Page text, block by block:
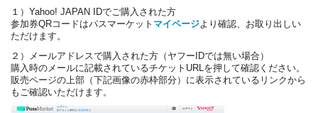
１）Yahoo! JAPAN IDでご購入された方
参加券QRコードはパスマーケット マイページより確認、お取り出しい
ただけます。
２）メールアドレスで購入された方（ヤフーIDでは無い場合）
購入時のメールに記載されているチケットURLを押して確認ください。
販売ページの上部（下記画像の赤枠部分）に表示されているリンクから
もご確認いただけます。